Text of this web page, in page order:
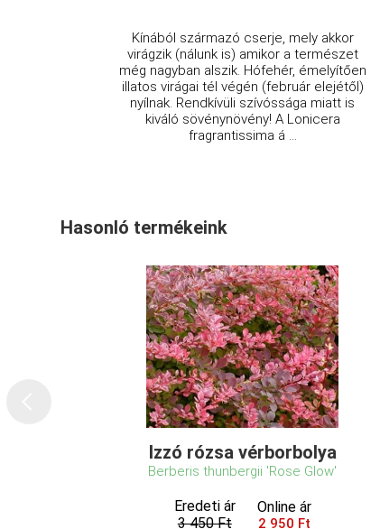
Kínából származó cserje, mely akkor
virágzik (nálunk is) amikor a természet
még nagyban alszik. Hófehér, émelyítően
illatos virágai tél végén (február elejétől)
nyílnak. Rendkívüli szívóssága miatt is
kiváló sövénynövény! A Lonicera
fragrantissima á ...
Hasonló termékeink
Izzó rózsa vérborbolya
Berberis thunbergii 'Rose Glow'
Eredeti ár
3 450 Ft
Online ár
2 950 Ft